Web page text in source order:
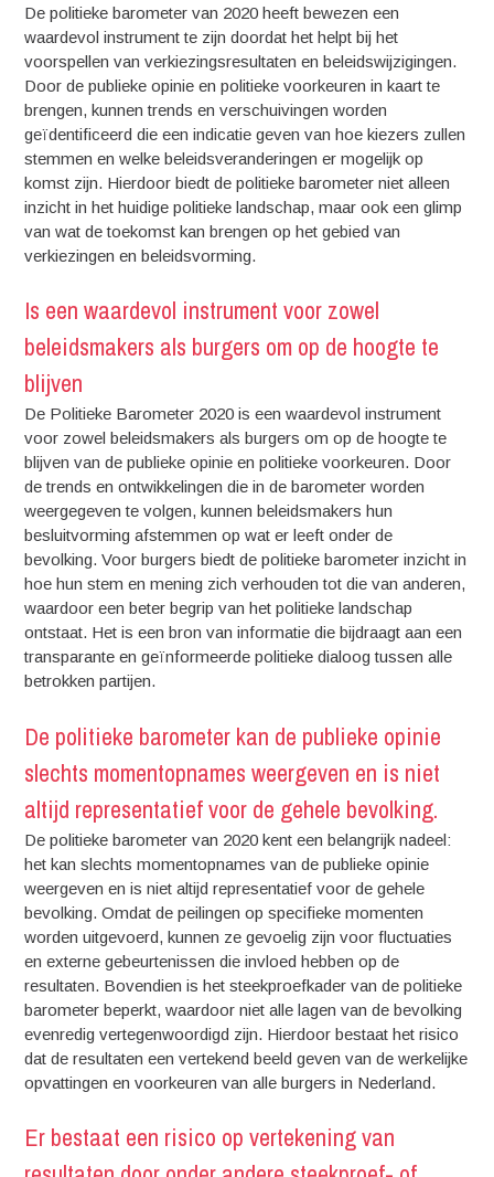
De politieke barometer van 2020 heeft bewezen een
waardevol instrument te zijn doordat het helpt bij het
voorspellen van verkiezingsresultaten en beleidswijzigingen.
Door de publieke opinie en politieke voorkeuren in kaart te
brengen, kunnen trends en verschuivingen worden
geïdentificeerd die een indicatie geven van hoe kiezers zullen
stemmen en welke beleidsveranderingen er mogelijk op
komst zijn. Hierdoor biedt de politieke barometer niet alleen
inzicht in het huidige politieke landschap, maar ook een glimp
van wat de toekomst kan brengen op het gebied van
verkiezingen en beleidsvorming.
Is een waardevol instrument voor zowel
beleidsmakers als burgers om op de hoogte te
blijven
De Politieke Barometer 2020 is een waardevol instrument
voor zowel beleidsmakers als burgers om op de hoogte te
blijven van de publieke opinie en politieke voorkeuren. Door
de trends en ontwikkelingen die in de barometer worden
weergegeven te volgen, kunnen beleidsmakers hun
besluitvorming afstemmen op wat er leeft onder de
bevolking. Voor burgers biedt de politieke barometer inzicht in
hoe hun stem en mening zich verhouden tot die van anderen,
waardoor een beter begrip van het politieke landschap
ontstaat. Het is een bron van informatie die bijdraagt aan een
transparante en geïnformeerde politieke dialoog tussen alle
betrokken partijen.
De politieke barometer kan de publieke opinie
slechts momentopnames weergeven en is niet
altijd representatief voor de gehele bevolking.
De politieke barometer van 2020 kent een belangrijk nadeel:
het kan slechts momentopnames van de publieke opinie
weergeven en is niet altijd representatief voor de gehele
bevolking. Omdat de peilingen op specifieke momenten
worden uitgevoerd, kunnen ze gevoelig zijn voor fluctuaties
en externe gebeurtenissen die invloed hebben op de
resultaten. Bovendien is het steekproefkader van de politieke
barometer beperkt, waardoor niet alle lagen van de bevolking
evenredig vertegenwoordigd zijn. Hierdoor bestaat het risico
dat de resultaten een vertekend beeld geven van de werkelijke
opvattingen en voorkeuren van alle burgers in Nederland.
Er bestaat een risico op vertekening van